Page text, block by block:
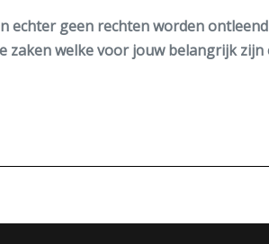
echter geen rechten worden
welke voor jouw belangrijk zijn